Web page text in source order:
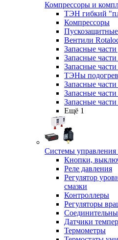
Компрессоры и
ТЭН гибкий
Компрессоры
Вентили
Запасные
Запасные
Запасные
ТЭНы
Запасные
Запасные части
Запасные
Ещё 1
Системы управления
Кнопки,
Реле давления
Регулятор
смазки
Контроллеры
Регуляторы
Датчики
Термометры